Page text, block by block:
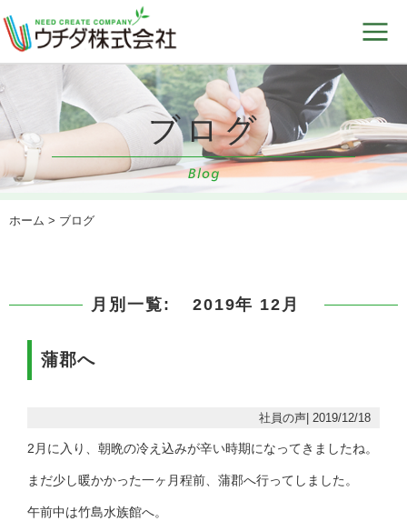
ホーム > ブログ
月別一覧: 2019年 12月
蒲郡へ
社員の声| 2019/12/18
2月に入り、朝晩の冷え込みが辛い時期になってきましたね。
まだ少し暖かかった一ヶ月程前、蒲郡へ行ってしました。
午前中は竹島水族館へ。